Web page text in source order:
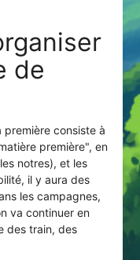
de
première consiste à
première", en
notres), et les
il y aura des
les campagnes,
va continuer en
des train, des